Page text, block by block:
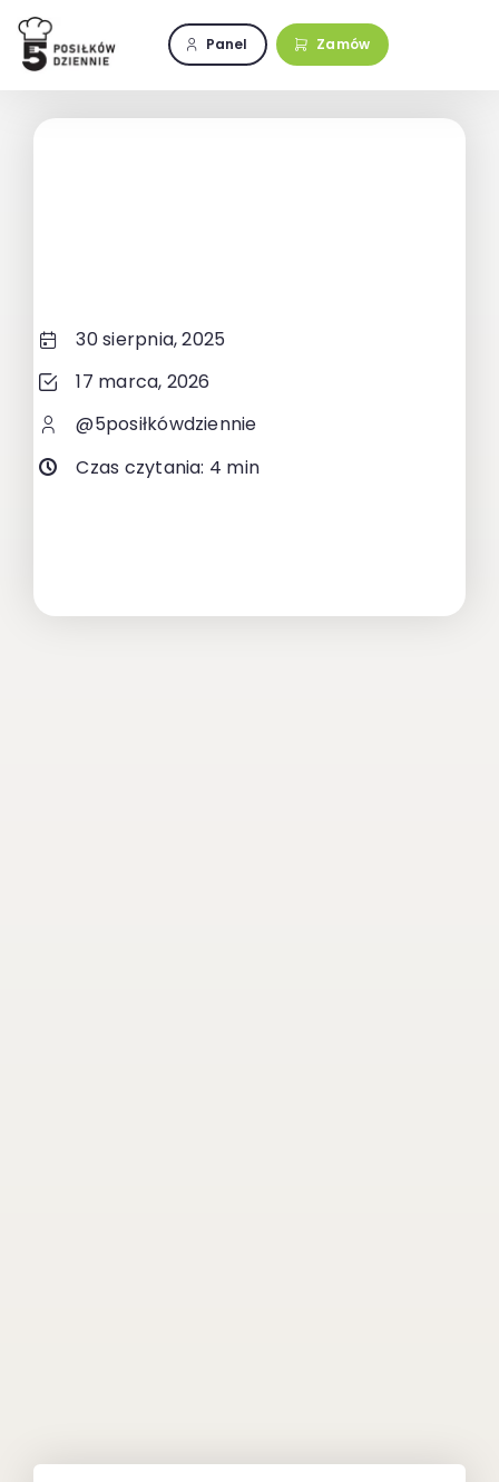
Przejdź
zawartości
Panel Zamów
30 sierpnia, 2025
17 marca, 2026
@5posiłkówdziennie
Czas czytania: 4 min